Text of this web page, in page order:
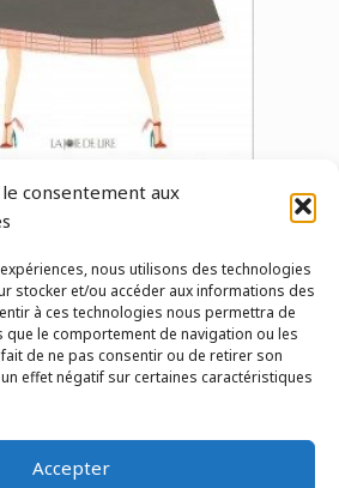
consentement aux
nous utilisons des technologies
stocker et/ou accéder aux informations des
à ces technologies nous permettra de
le comportement de navigation ou les
de ne pas consentir ou de retirer son
effet négatif sur certaines caractéristiques
Accepter
album suivant→
2026 Le Lab'Albums